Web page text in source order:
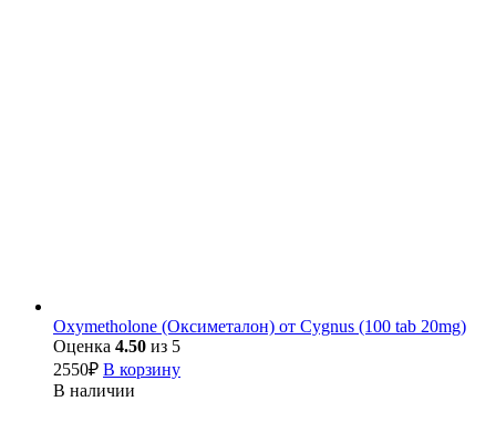
Oxymetholone (Оксиметалон) от Cygnus (100 tab 20mg)
Оценка 4.50 из 5
2550₽ В корзину
В наличии